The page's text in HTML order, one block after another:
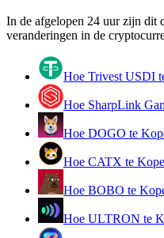
Geniet van winstdeling
Informatie
Big data-analyse
In de afgelopen 24 uur zijn dit
veranderingen in de
Hoe Trivest USDI
Hoe SharpLink
Hoe DOGO te
Hoe CATX te
Hoe BOBO te
Hoe ULTRON te